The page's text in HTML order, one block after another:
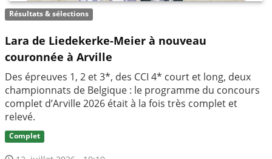
Résultats & sélections
Lara de Liedekerke-Meier à nouveau
couronnée à Arville
Des épreuves 1, 2 et 3*, des CCI 4* court et long, deux
championnats de Belgique : le programme du concours
complet d’Arville 2026 était à la fois très complet et
relevé.
Complet